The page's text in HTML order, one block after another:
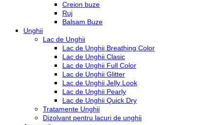
Creion buze
Ruj
Balsam Buze
Unghii
Lac de Unghii
Lac de Unghii Breathing Color
Lac de Unghii Clasic
Lac de Unghii Full Color
Lac de Unghii Glitter
Lac de Unghii Jelly Look
Lac de Unghii Pearly
Lac de Unghii Quick Dry
Tratamente Unghii
Dizolvant pentru lacuri de unghii